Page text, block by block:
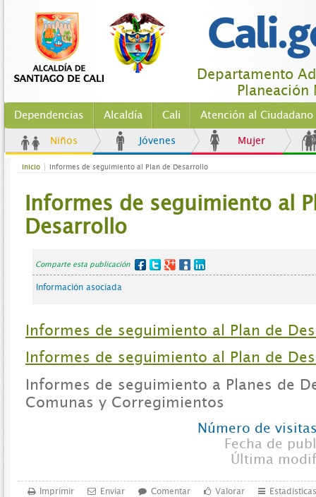
Departamento
Dependencias Alcaldía Cali Atención al Ciudadano
Niños Jóvenes Mujer
Inicio Informes de seguimiento al Plan de Desarrollo
Informes de seguimiento al
Desarrollo
Comparte esta publicación
Información asociada
Informes de seguimiento al Plan de
Informes de seguimiento al Plan de
Informes de seguimiento a Planes de
Comunas y Corregimientos
Número de
Fecha de
Última
Imprimir Enviar Comentar Valorar Estadísticas